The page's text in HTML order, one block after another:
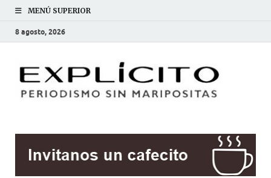
MENÚ SUPERIOR
8 agosto, 2026